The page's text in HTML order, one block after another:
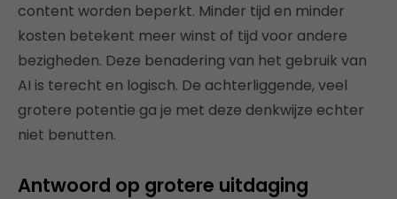
content worden beperkt. Minder tijd en minder
kosten betekent meer winst of tijd voor andere
bezigheden. Deze benadering van het gebruik van
AI is terecht en logisch. De achterliggende, veel
grotere potentie ga je met deze denkwijze echter
niet benutten.
Antwoord op grotere uitdaging